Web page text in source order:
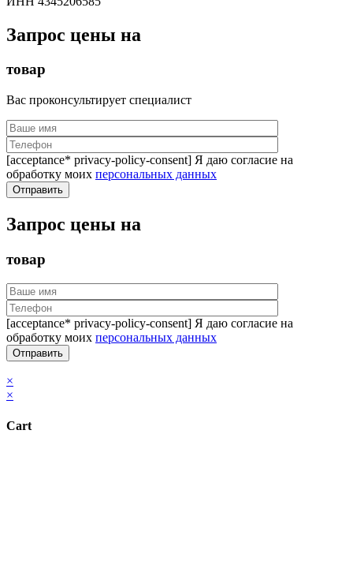
Запрос цены на
товар
Вас проконсультирует специалист
[acceptance* privacy-policy-consent] Я даю согласие на
обработку моих персональных данных
Запрос цены на
товар
[acceptance* privacy-policy-consent] Я даю согласие на
обработку моих персональных данных
×
×
Cart